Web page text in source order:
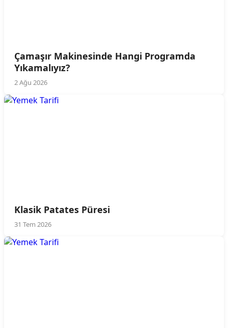
Çamaşır Makinesinde Hangi Programda
Yıkamalıyız?
2 Ağu 2026
Klasik Patates Püresi
31 Tem 2026